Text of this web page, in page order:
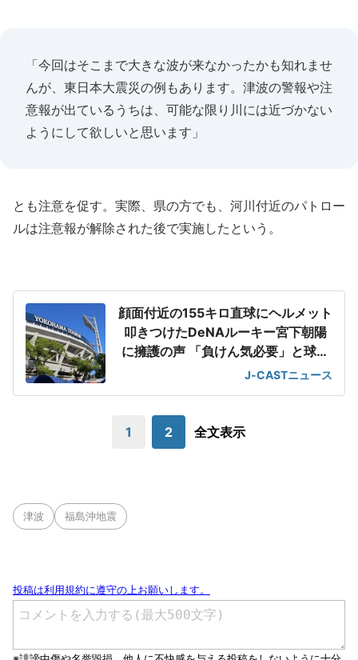
「今回はそこまで大きな波が来なかったかも知れませ
んが、東日本大震災の例もあります。津波の警報や注
意報が出ているうちは、可能な限り川には近づかない
ようにして欲しいと思います」
とも注意を促す。実際、県の方でも、河川付近のパトロー
ルは注意報が解除された後で実施したという。
顔面付近の155キロ直球にヘルメット
叩きつけたDeNAルーキー宮下朝陽
に擁護の声 「負けん気必要」と球団
J-CASTニュース
1 2 全文表示
津波 福島沖地震